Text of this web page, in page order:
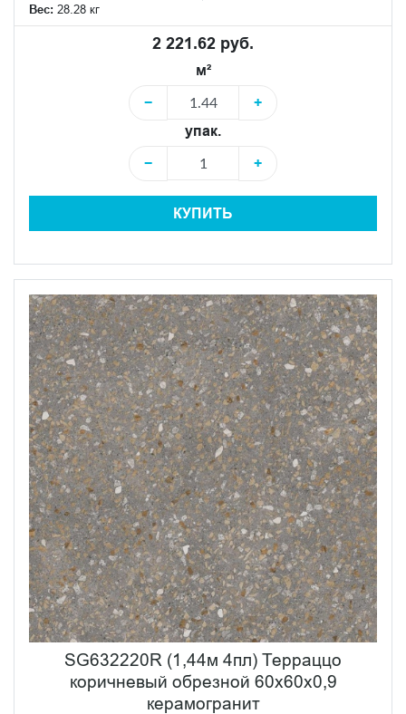
Вес: 28.28 кг
2 221.62 руб.
м²
−
+
упак.
−
+
КУПИТЬ
SG632220R (1,44м 4пл) Терраццо
коричневый обрезной 60x60x0,9
керамогранит